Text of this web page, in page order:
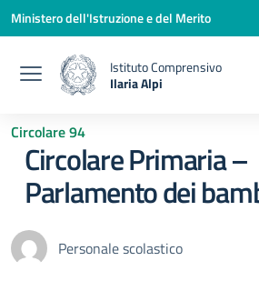
Vai ai contenuti
Vai al menu di navigazione
Vai al footer
Ministero dell'Istruzione e del Merito
Istituto Comprensivo
Ilaria Alpi
Circolare 94
Circolare Primaria –
Parlamento dei
Personale scolastico